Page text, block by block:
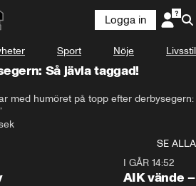
Logga in
Sport Nöje Livsstil
Så jävla taggad!
med humöret på topp efter derbysegern:
SE ALLA
I GÅR 14:52
AIK vände